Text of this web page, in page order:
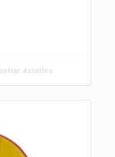
detalles